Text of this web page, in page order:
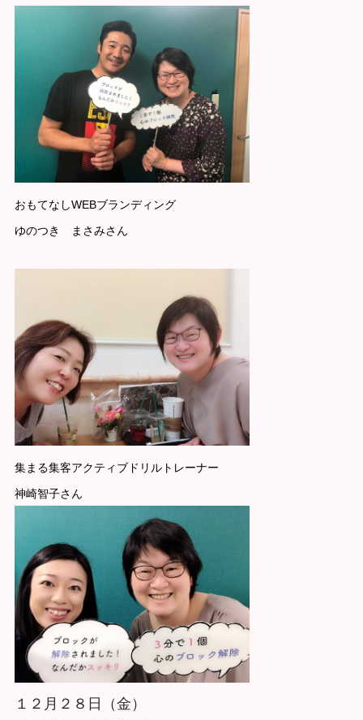
おもてなしWEBブランディング
ゆのつき まさみさん
集まる集客アクティブドリルトレーナー
神崎智子さん
１２月２８日（金）